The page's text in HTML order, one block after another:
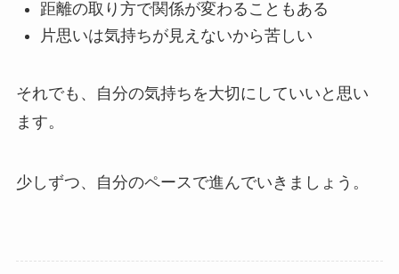
距離の取り方で関係が変わることもある
片思いは気持ちが見えないから苦しい
それでも、自分の気持ちを大切にしていいと思い
ます。
少しずつ、自分のペースで進んでいきましょう。